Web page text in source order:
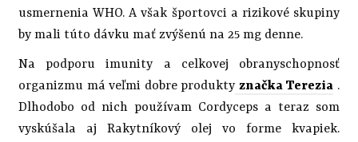
usmernenia WHO. A však športovci a rizikové skupiny
by mali túto dávku mať zvýšenú na 25 mg denne.
Na podporu imunity a celkovej obranyschopnosť
organizmu má veľmi dobre produkty značka Terezia .
Dlhodobo od nich používam Cordyceps a teraz som
vyskúšala aj Rakytníkový olej vo forme kvapiek.